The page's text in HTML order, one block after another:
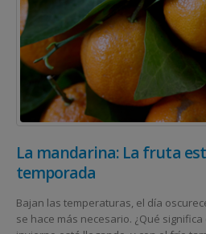
La mandarina: La fruta
temporada
Bajan las temperaturas, el día
se hace más necesario. ¿Qué